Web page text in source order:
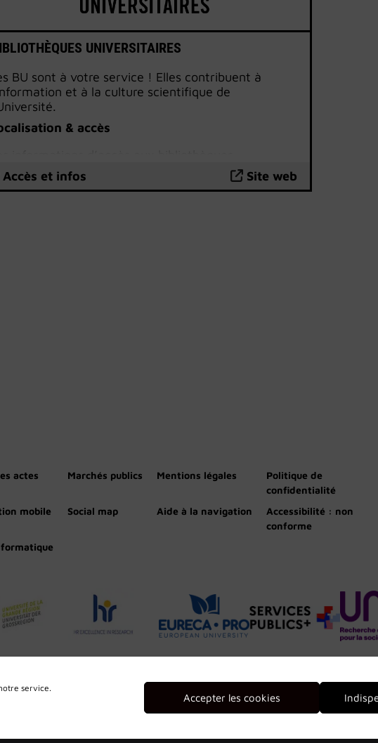
service.
Accepter les cookies
UNIVERSITAIRES
BU sont à votre service ! Elles contribuent à
et à la culture scientifique de
& accès
sont disponibles sur le site internet
BU.
Accès et infos Site web
actes Marchés publics Mentions légales
Politique de
confidentialité
mobile
Social map Aide à la navigation
Accessibilité : non
conforme